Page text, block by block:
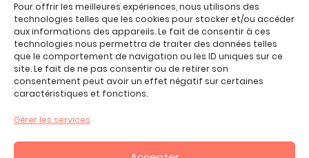
Pour offrir les meilleures expériences, nous utilisons des
technologies telles que les cookies pour stocker et/ou accéder
aux informations des appareils. Le fait de consentir à ces
technologies nous permettra de traiter des données telles
que le comportement de navigation ou les ID uniques sur ce
site. Le fait de ne pas consentir ou de retirer son
consentement peut avoir un effet négatif sur certaines
caractéristiques et fonctions.
Gérer les services
Jeux enfant 10 ans
Jeux enfant 11 ans
Jeux enfant 12 ans
Tous nos produits
Promos jeux de loisirs créatifs
Mon compte